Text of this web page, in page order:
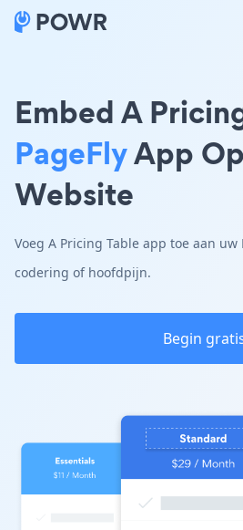
Embed A
PageFlyApp
Website
Voeg A Pricing Table app toe aan uw
codering of hoofdpijn.
Begin